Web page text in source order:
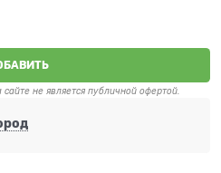
не является публичной офертой.